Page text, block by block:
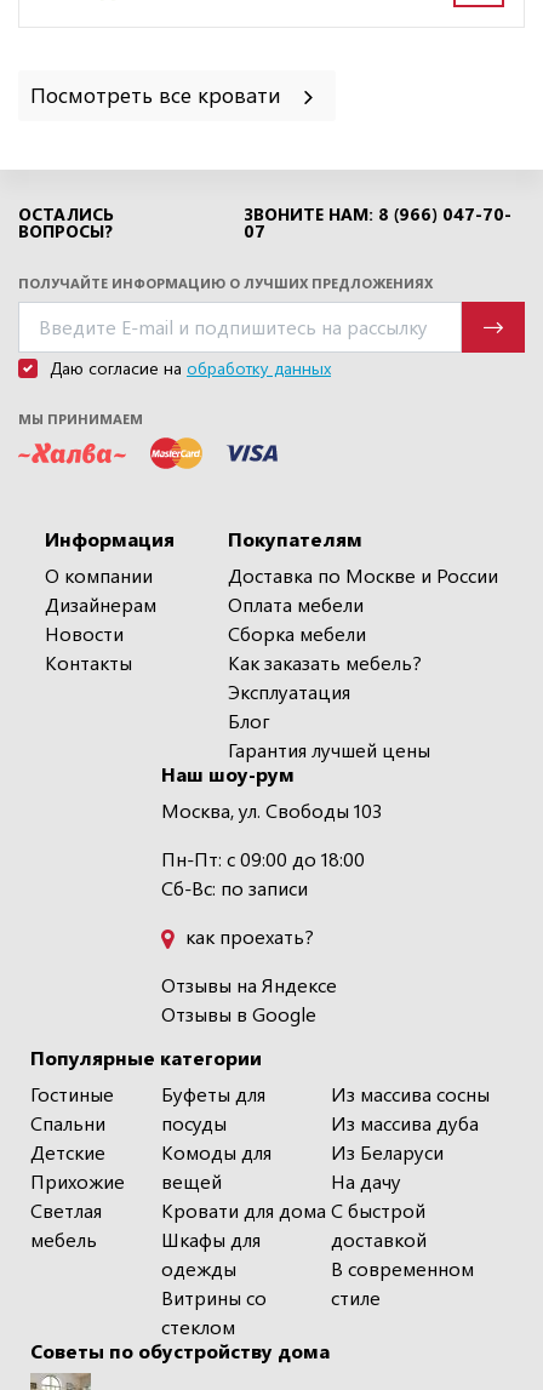
Посмотреть все кровати
ОСТАЛИСЬ
ВОПРОСЫ?
ЗВОНИТЕ НАМ: 8 (966) 047-70-
07
ПОЛУЧАЙТЕ ИНФОРМАЦИЮ О ЛУЧШИХ ПРЕДЛОЖЕНИЯХ
Даю согласие на обработку данных
МЫ ПРИНИМАЕМ
Информация
О компании
Дизайнерам
Новости
Контакты
Популярные категории
Гостиные
Спальни
Детские
Прихожие
Светлая
мебель
Буфеты для
посуды
Комоды для
вещей
Кровати для дома
Шкафы для
одежды
Витрины со
стеклом
Из массива сосны
Из массива дуба
Из Беларуси
На дачу
С быстрой
доставкой
В современном
стиле
Покупателям
Доставка по Москве и России
Оплата мебели
Сборка мебели
Как заказать мебель?
Эксплуатация
Блог
Гарантия лучшей цены
Наш шоу-рум
Москва, ул. Свободы 103
Пн-Пт: с 09:00 до 18:00
Сб-Вс: по записи
как проехать?
Отзывы на Яндексе
Отзывы в Google
Советы по обустройству дома